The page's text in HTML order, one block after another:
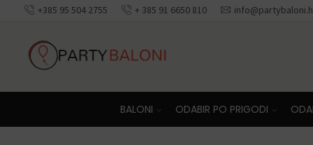
+385 95 504 2755 + 385 91 6650 810 Besplatna
BALONI ODABIR PO PRIGODI